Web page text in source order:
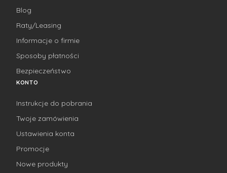
Blog
Raty/Leasing
Informacje o firmie
Sposoby płatności
Bezpieczeństwo
KONTO
Instrukcje do pobrania
Twoje zamówienia
Ustawienia konta
Promocje
Nowe produkty